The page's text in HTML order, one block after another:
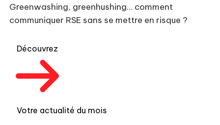
Greenwashing, greenhushing… comment
communiquer RSE sans se mettre en risque ?
Découvrez
Votre actualité du mois